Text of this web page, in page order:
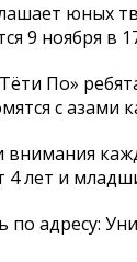
юных
9 ноября в
По»
сазами
внимания
4 лет и
по адресу: